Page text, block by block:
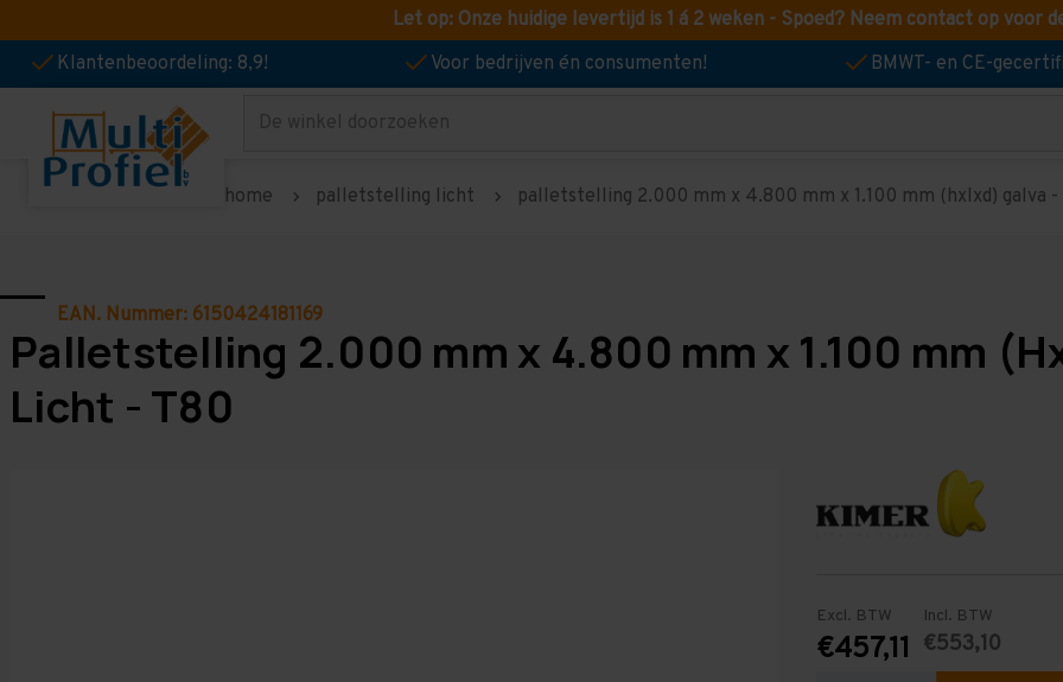
Let op: Onze huidige levertijd is 1 á 2 weken - Spoed? Neem contact op voor
Klantenbeoordeling: 8,9!
Voor bedrijven én consumenten! BMWT- en CE-
Zoeken
home palletstelling licht palletstelling 2.000 mm x 4.800 mm x 1.100 mm (hxlxd) galva
EAN. Nummer: 6150424181169
Palletstelling 2.000 mm x 4.800 mm x 1.100 mm
Licht - T80
Excl. BTW
€457,11
Incl. BTW
€553,10